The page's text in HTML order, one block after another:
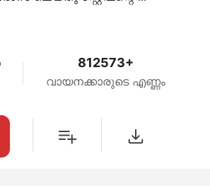
812573+
വായനക്കാരുടെ എണ്ണം